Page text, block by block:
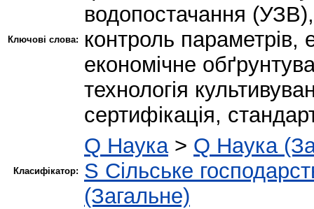
Ключові слова:
водопостачання
контроль параметрів,
економічне
технологія
сертифікація,
Класифікатор:
Q Наука> Q Наука
S Сільське
(Загальне)